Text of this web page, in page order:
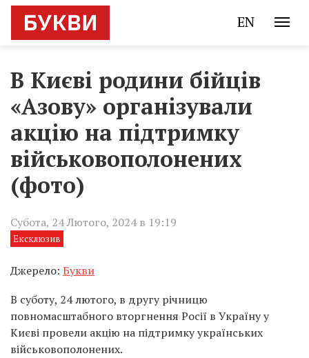
EN
В Києві родини бійців
«Азову» організували
акцію на підтримку
військовополонених
(фото)
Субота, 24 Лютого, 2024 в 19:19
Ексклюзив
Джерело: Букви
В суботу, 24 лютого, в другу річницю
повномасштабного вторгнення Росії в Україну у
Києві провели акцію на підтримку українських
військовополонених.